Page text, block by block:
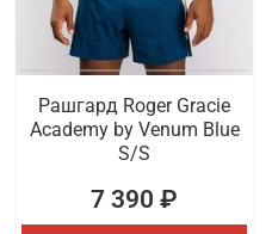
Рашгард Roger Gracie
Academy by Venum Blue
S/S
7 390 ₽